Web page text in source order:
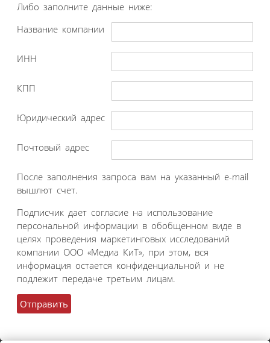
Либо заполните данные ниже:
Название компании
ИНН
КПП
Юридический адрес
Почтовый адрес
После заполнения запроса вам на указанный e-mail
вышлют счет.
Подписчик дает согласие на использование
персональной информации в обобщенном виде в
целях проведения маркетинговых исследований
компании ООО «Медиа КиТ», при этом, вся
информация остается конфиденциальной и не
подлежит передаче третьим лицам.